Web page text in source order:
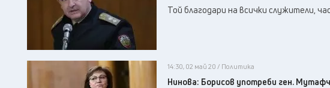
Той благодари на всички служители,
14:30, 02 май 20 / Политика
Нинова: Борисов употреби ген.